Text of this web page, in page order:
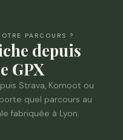
PARCOURS ?
depuis
GPX
Strava, Komoot ou
quel parcours au
fabriquée à Lyon.